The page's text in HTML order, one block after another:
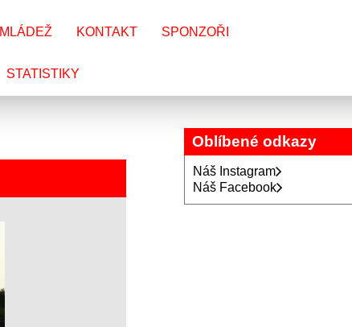
MLÁDEŽ KONTAKT SPONZOŘI
STATISTIKY
Oblíbené odkazy
Náš Instagram
Náš Facebook